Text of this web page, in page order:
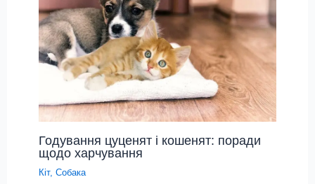
Годування цуценят і кошенят: поради
щодо харчування
Кіт,Собака